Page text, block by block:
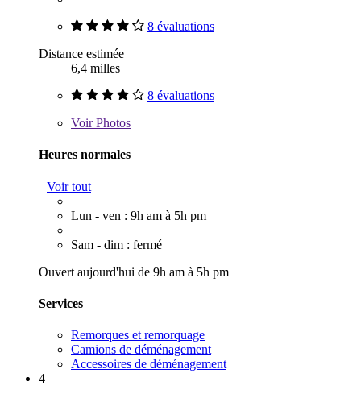
8 évaluations
Distance estimée
6,4 milles
8 évaluations
VoirPhotos
Heures normales
Voir tout
Lun - ven : 9h am à 5h pm
Sam - dim : fermé
Ouvert aujourd'hui de 9h am à 5h pm
Services
Remorques et remorquage
Camions de déménagement
Accessoires de déménagement
4